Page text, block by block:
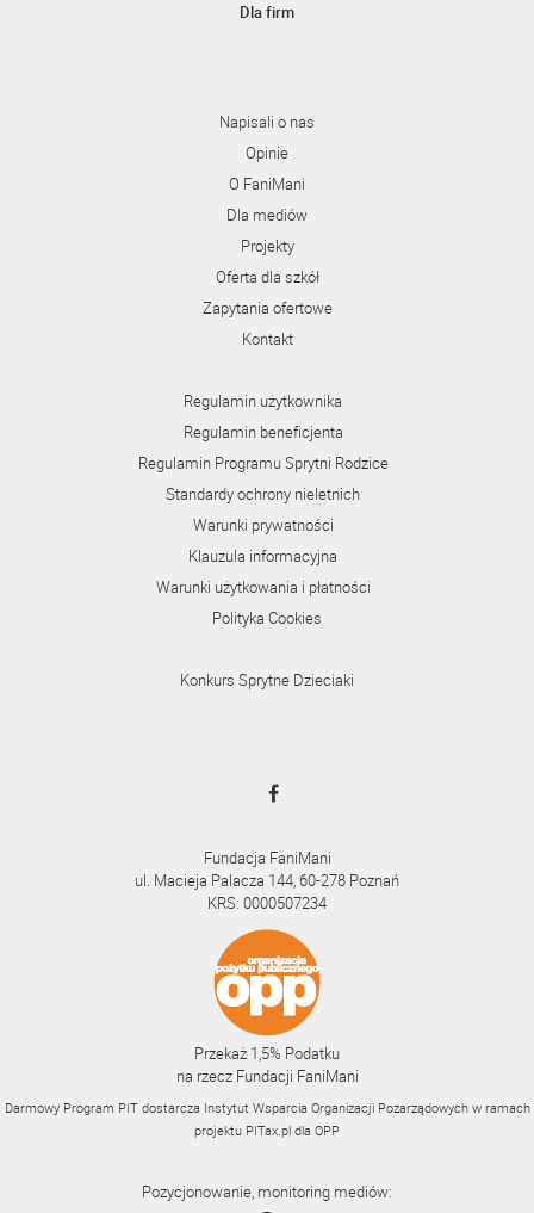
Dla firm
Napisali o nas
Opinie
O FaniMani
Dla mediów
Projekty
Oferta dla szkół
Zapytania ofertowe
Kontakt
Regulamin użytkownika
Regulamin beneficjenta
Regulamin Programu Sprytni Rodzice
Standardy ochrony nieletnich
Warunki prywatności
Klauzula informacyjna
Warunki użytkowania i płatności
Polityka Cookies
Konkurs Sprytne Dzieciaki
Fundacja FaniMani
ul. Macieja Palacza 144, 60-278 Poznań
KRS: 0000507234
Przekaż 1,5% Podatku
na rzecz Fundacji FaniMani
Darmowy Program PIT dostarcza Instytut Wsparcia Organizacji Pozarządowych w ramach
projektu PITax.pl dla OPP
Pozycjonowanie, monitoring mediów: